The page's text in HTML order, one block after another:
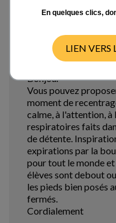
Bonjour
Bonjour
Vous pouvez
moment de
calme, à l'attention,
respiratoires faits
de détente.
expirations par la
pour tout le monde et
élèves sont debout
les pieds bien posés
fermés.
Cordialement
En quelques clics,
LIEN